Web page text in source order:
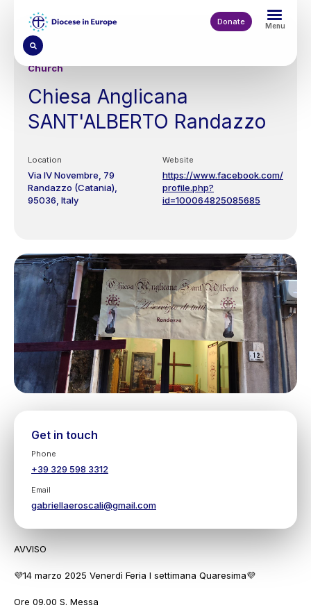
content
Donate Menu
Church
Chiesa Anglicana
SANT'ALBERTO Randazzo
Location
Via IV Novembre, 79
Randazzo (Catania)
95036 Italy
Website
https://www.facebook.com/
profile.php?
id=100064825085685
Get in touch
Phone
+39 329 598 3312
Email
gabriellaeroscali@gmail.com
AVVISO
💜14 marzo 2025 Venerdì Feria I settimana Quaresima💜
Ore 09.00 S. Messa